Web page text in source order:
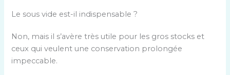
Le sous vide est-il indispensable ?
Non, mais il s’avère très utile pour les gros stocks et
ceux qui veulent une conservation prolongée
impeccable.